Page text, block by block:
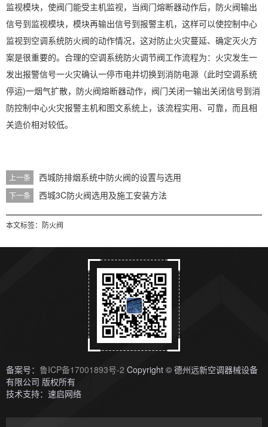
监视模块，使阀门能受主机监视，当阀门熔断器动作后，防火阀输出
信号到监视模块，模块再输出信号到报警主机，这样可以使控制中心
监视到空调系统防火阀的动作情况，这对防止火灾蔓延、确定灭火方
案是很重要的。合理的空调系统防火调节阀工作流程为：火灾发生一
发出报警信号一火灾确认一停市电并切换到消防电源（此时空调系统
停运)一烟气扩散，防火阀熔断器动作，阀门关闭一输出关闭信号到消
防控制中心火灾报警主机和图文系统上，该流程实用、可靠，而且相
关造价相对较低。
上一条 西城防排烟系统中防火阀的设置与选用
下一条 西城3C防火阀选用及施工安装方法
本文标签： 防火阀
备案号： 鲁ICP备17001893号-2 Copyright © 德州远新空调器械设备
有限公司 版权所有
技术支持：速启网络